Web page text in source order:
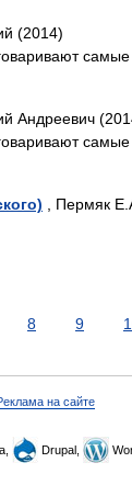
(2014)
Андреевич
, Пермяк
8 9
на сайте
Drupal,